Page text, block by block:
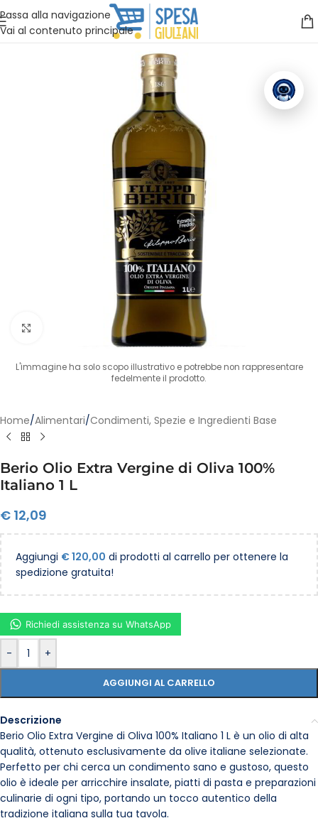
Passa alla navigazione
Vai al contenuto principale
Vuoi assistenza?Clicca qui e ti richiamiamo noi
Clicca per ingrandire
L'immagine ha solo scopo illustrativo e potrebbe non rappresentare
fedelmente il prodotto.
Home/Alimentari/Condimenti, Spezie e Ingredienti Base
Berio Olio Extra Vergine di Oliva 100%
Italiano 1 L
€ 12,09
Aggiungi €120,00 di prodotti al carrello per ottenere la
spedizione gratuita!
- +
AGGIUNGI AL CARRELLO
Richiedi assistenza su WhatsApp
Descrizione
Berio Olio Extra Vergine di Oliva 100% Italiano 1 L è un olio di alta
qualità, ottenuto esclusivamente da olive italiane selezionate.
Perfetto per chi cerca un condimento sano e gustoso, questo
olio è ideale per arricchire insalate, piatti di pasta e preparazioni
culinarie di ogni tipo, portando un tocco autentico della
tradizione italiana sulla tua tavola.